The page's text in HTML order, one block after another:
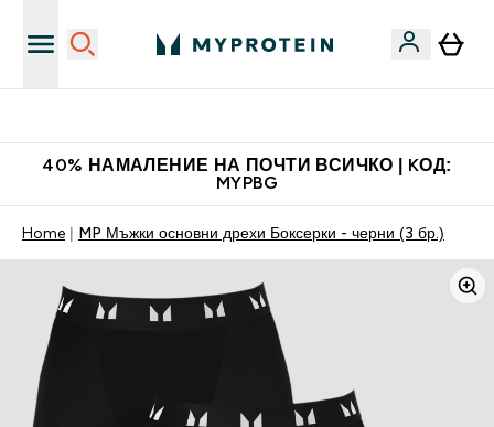
40% НАМАЛЕНИЕ НА ПОЧТИ ВСИЧКО | KОД:
MYPBG
Home MP Мъжки основни дрехи Боксерки - черни (3 бр.)